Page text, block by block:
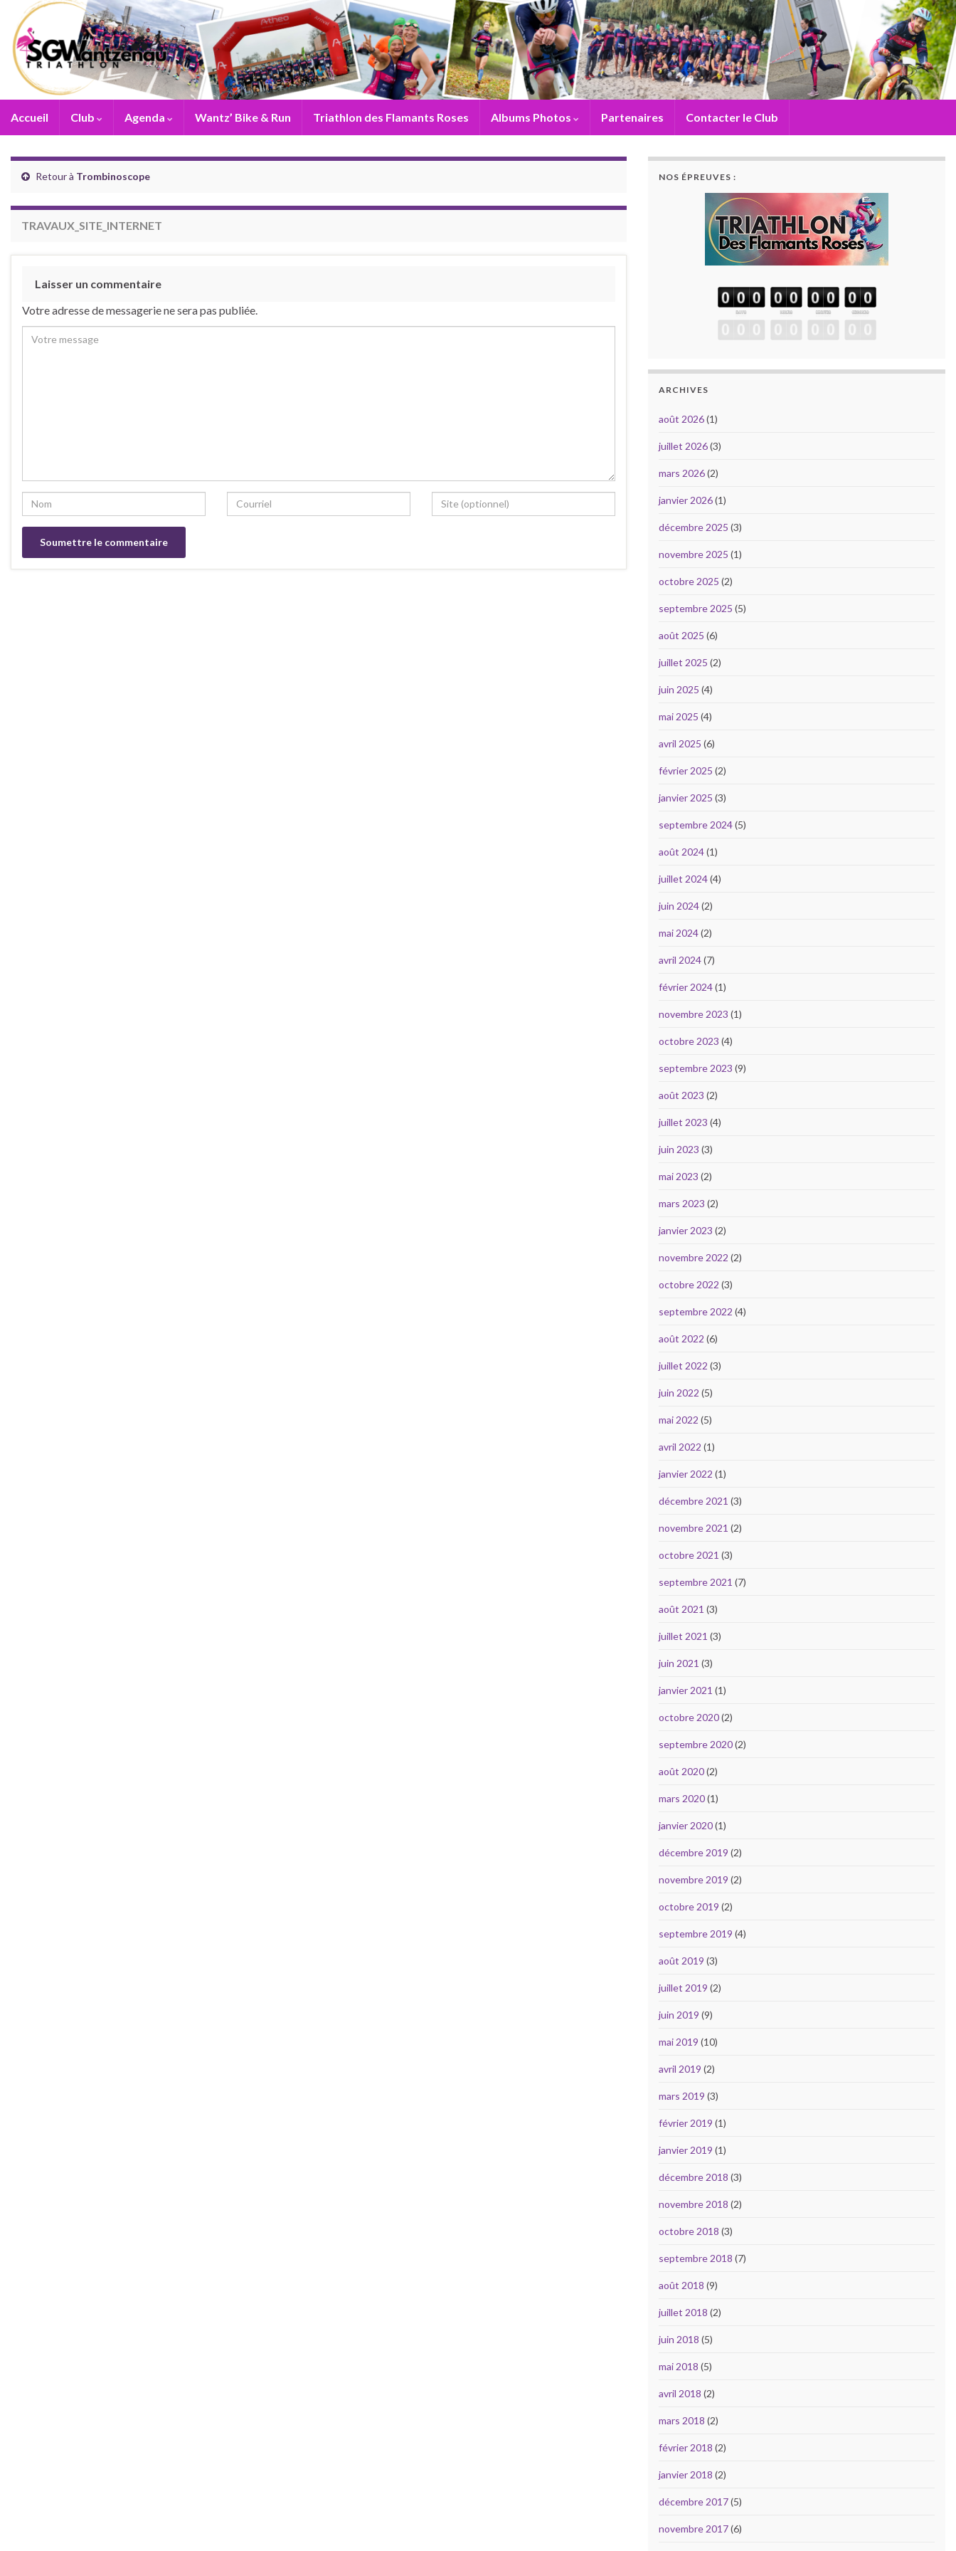
Accueil Club Agenda Wantz’ Bike & Run Triathlon des Flamants Roses Albums Photos Partenaires Contacter le Club
Retour à Trombinoscope
TRAVAUX_SITE_INTERNET
Laisser un commentaire
Votre adresse de messagerie ne sera pas publiée.
NOS ÉPREUVES :
ARCHIVES
août 2026(1)
juillet 2026(3)
mars 2026(2)
janvier 2026(1)
décembre 2025 (3)
novembre 2025 (1)
octobre 2025 (2)
septembre 2025 (5)
août 2025 (6)
juillet 2025 (2)
juin 2025 (4)
mai 2025 (4)
avril 2025 (6)
février 2025 (2)
janvier 2025 (3)
septembre 2024(5)
août 2024(1)
juillet 2024(4)
juin 2024(2)
mai 2024(2)
avril 2024(7)
février 2024(1)
novembre 2023 (1)
octobre 2023 (4)
septembre 2023 (9)
août 2023 (2)
juillet 2023 (4)
juin 2023 (3)
mai 2023 (2)
mars 2023 (2)
janvier 2023 (2)
novembre 2022 (2)
octobre 2022 (3)
septembre 2022 (4)
août 2022 (6)
juillet 2022 (3)
juin 2022 (5)
mai 2022 (5)
avril 2022 (1)
janvier 2022 (1)
décembre 2021 (3)
novembre 2021 (2)
octobre 2021 (3)
septembre 2021 (7)
août 2021 (3)
juillet 2021 (3)
juin 2021 (3)
janvier 2021 (1)
octobre 2020(2)
septembre 2020(2)
août 2020(2)
mars 2020(1)
janvier 2020(1)
décembre 2019 (2)
novembre 2019 (2)
octobre 2019 (2)
septembre 2019 (4)
août 2019 (3)
juillet 2019 (2)
juin 2019 (9)
mai 2019 (10)
avril 2019 (2)
mars 2019 (3)
février 2019 (1)
janvier 2019 (1)
décembre 2018 (3)
novembre 2018 (2)
octobre 2018 (3)
septembre 2018 (7)
août 2018 (9)
juillet 2018 (2)
juin 2018 (5)
mai 2018 (5)
avril 2018 (2)
mars 2018 (2)
février 2018 (2)
janvier 2018 (2)
décembre 2017(5)
novembre 2017(6)